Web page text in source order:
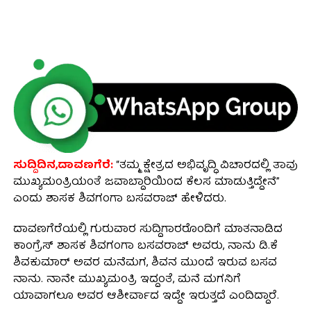
ಸುದ್ದಿದಿನ,ದಾವಣಗೆರೆ:“ತಮ್ಮ ಕ್ಷೇತ್ರದ ಅಭಿವೃದ್ಧಿ ವಿಚಾರದಲ್ಲಿ ತಾವು
ಮುಖ್ಯಮಂತ್ರಿಯಂತೆ ಜವಾಬ್ದಾರಿಯಿಂದ ಕೆಲಸ ಮಾಡುತ್ತಿದ್ದೇನೆ”
ಎಂದು ಶಾಸಕ ಶಿವಗಂಗಾ ಬಸವರಾಜ್ ಹೇಳಿದರು.
ದಾವಣಗೆರೆಯಲ್ಲಿ ಗುರುವಾರ ಸುದ್ದಿಗಾರರೊಂದಿಗೆ ಮಾತನಾಡಿದ
ಕಾಂಗ್ರೆಸ್ ಶಾಸಕ ಶಿವಗಂಗಾ ಬಸವರಾಜ್ ಅವರು, ನಾನು ಡಿ.ಕೆ
ಶಿವಕುಮಾರ್‌ ಅವರ ಮನೆಮಗ, ಶಿವನ ಮುಂದೆ ಇರುವ ಬಸವ
ನಾನು. ನಾನೇ ಮುಖ್ಯಮಂತ್ರಿ ಇದ್ದಂತೆ, ಮನೆ ಮಗನಿಗೆ
ಯಾವಾಗಲೂ ಅವರ ಆಶೀರ್ವಾದ ಇದ್ದೇ ಇರುತ್ತದೆ ಎಂದಿದ್ದಾರೆ.